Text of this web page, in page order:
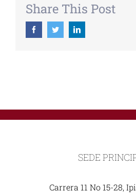
Share This Post
FacebookTwitterLinkedin
SEDE
Carrera 11 No 15-28,